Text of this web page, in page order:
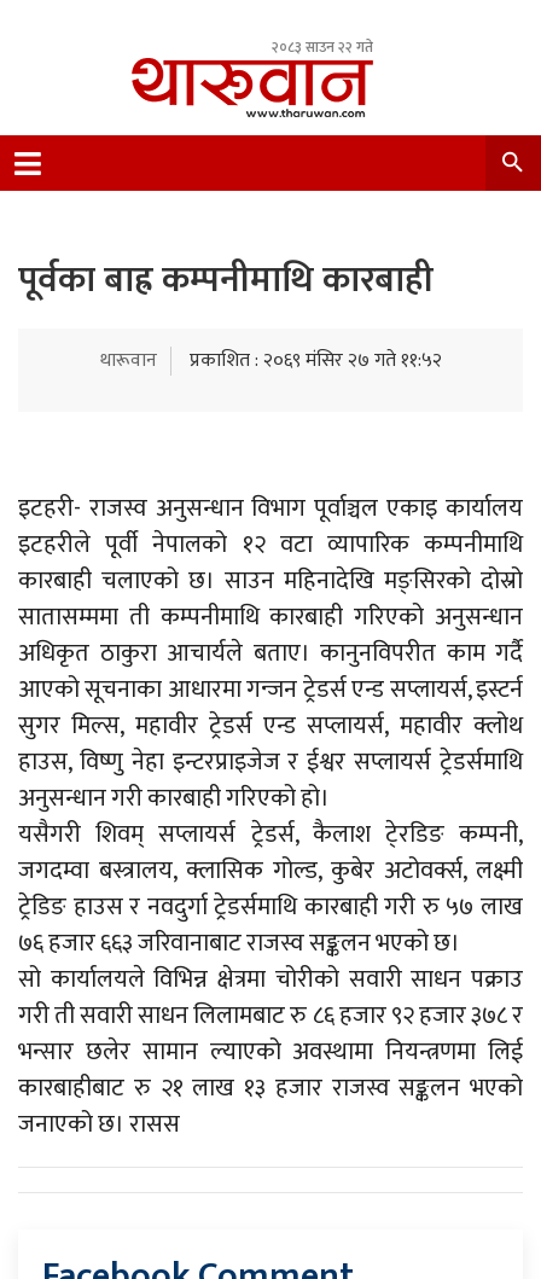
२०८३ साउन २२ गते
Nepal.
पूर्वका बाह्र कम्पनीमाथि कारबाही
थारूवान प्रकाशित : २०६९ मंसिर २७ गते ११:५२
इटहरी- राजस्व अनुसन्धान विभाग पूर्वाञ्चल एकाइ कार्यालय
इटहरीले पूर्वी नेपालको १२ वटा व्यापारिक कम्पनीमाथि
कारबाही चलाएको छ। साउन महिनादेखि मङ्सिरको दोस्रो
सातासम्ममा ती कम्पनीमाथि कारबाही गरिएको अनुसन्धान
अधिकृत ठाकुरा आचार्यले बताए। कानुनविपरीत काम गर्दै
आएको सूचनाका आधारमा गन्जन ट्रेडर्स एन्ड सप्लायर्स, इस्टर्न
सुगर मिल्स, महावीर ट्रेडर्स एन्ड सप्लायर्स, महावीर क्लोथ
हाउस, विष्णु नेहा इन्टरप्राइजेज र ईश्वर सप्लायर्स ट्रेडर्समाथि
अनुसन्धान गरी कारबाही गरिएको हो।
यसैगरी शिवम् सप्लायर्स ट्रेडर्स, कैलाश टे्रडिङ कम्पनी,
जगदम्वा बस्त्रालय, क्लासिक गोल्ड, कुबेर अटोवर्क्स, लक्ष्मी
ट्रेडिङ हाउस र नवदुर्गा ट्रेडर्समाथि कारबाही गरी रु ५७ लाख
७६ हजार ६६३ जरिवानाबाट राजस्व सङ्कलन भएको छ।
सो कार्यालयले विभिन्न क्षेत्रमा चोरीको सवारी साधन पक्राउ
गरी ती सवारी साधन लिलामबाट रु ८६ हजार ९२ हजार ३७८ र
भन्सार छलेर सामान ल्याएको अवस्थामा नियन्त्रणमा लिई
कारबाहीबाट रु २१ लाख १३ हजार राजस्व सङ्कलन भएको
जनाएको छ। रासस